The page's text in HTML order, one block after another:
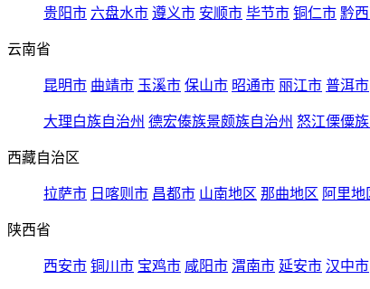
贵阳市 六盘水市 遵义市 安顺市 毕节市 铜仁市 黔
云南省
昆明市 曲靖市 玉溪市 保山市 昭通市 丽江市 普洱市
大理白族自治州 德宏傣族景颇族自治州 怒江傈僳
西藏自治区
拉萨市 日喀则市 昌都市 山南地区 那曲地区 阿里地
陕西省
西安市 铜川市 宝鸡市 咸阳市 渭南市 延安市 汉中市